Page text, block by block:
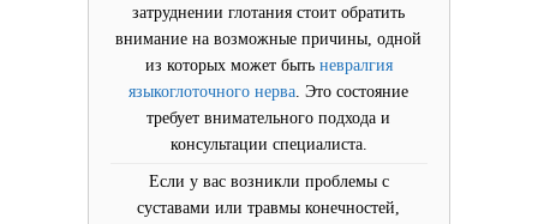
затруднении глотания стоит обратить
внимание на возможные причины, одной
из которых может быть невралгия
языкоглоточного нерва. Это состояние
требует внимательного подхода и
консультации специалиста.
Если у вас возникли проблемы с
суставами или травмы конечностей,